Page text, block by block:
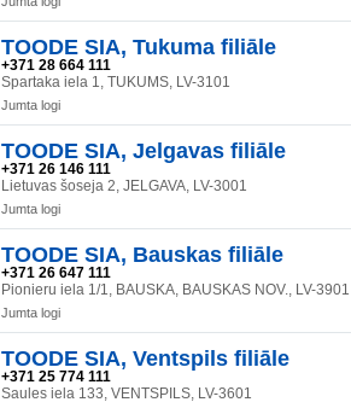
TOODE SIA, Tukuma filiāle
+371 28 664 111
Spartaka iela 1, TUKUMS, LV-3101
Jumta logi
TOODE SIA, Jelgavas filiāle
+371 26 146 111
Lietuvas šoseja 2, JELGAVA, LV-3001
Jumta logi
TOODE SIA, Bauskas filiāle
+371 26 647 111
Pionieru iela 1/1, BAUSKA, BAUSKAS NOV., LV-3901
Jumta logi
TOODE SIA, Ventspils filiāle
+371 25 774 111
Saules iela 133, VENTSPILS, LV-3601